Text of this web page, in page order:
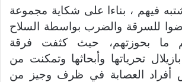
فيهم ، بناءا على شكاية مجموعة
للسرقة والضرب بواسطة السلاح
ما بحوزتهم، حيث كثفت فرقة
تحرياتها وأبحاثها وتمكنت من
أفراد العصابة في ظرف وجيز من